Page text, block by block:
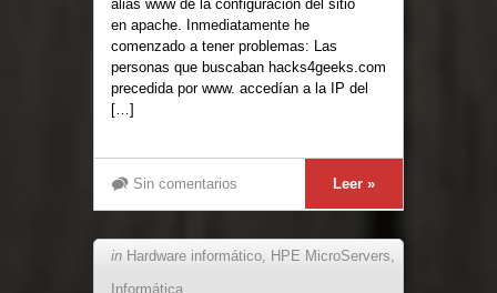
alias www de la configuración del sitio
en apache. Inmediatamente he
comenzado a tener problemas: Las
personas que buscaban hacks4geeks.com
precedida por www. accedían a la IP del
[…]
Sin comentarios Leer »
in Hardware informático, HPE MicroServers,
Informática